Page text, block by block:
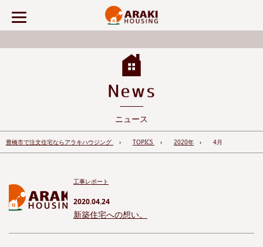
ニュース
豊橋市で注文住宅ならアラキハウジング TOPICS 2020年 4月
工事レポート
2020.04.24
新築住宅への想い。